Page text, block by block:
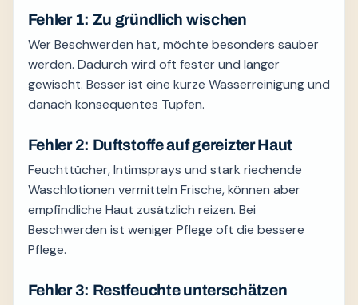
Fehler 1: Zu gründlich wischen
Wer Beschwerden hat, möchte besonders sauber
werden. Dadurch wird oft fester und länger
gewischt. Besser ist eine kurze Wasserreinigung und
danach konsequentes Tupfen.
Fehler 2: Duftstoffe auf gereizter Haut
Feuchttücher, Intimsprays und stark riechende
Waschlotionen vermitteln Frische, können aber
empfindliche Haut zusätzlich reizen. Bei
Beschwerden ist weniger Pflege oft die bessere
Pflege.
Fehler 3: Restfeuchte unterschätzen